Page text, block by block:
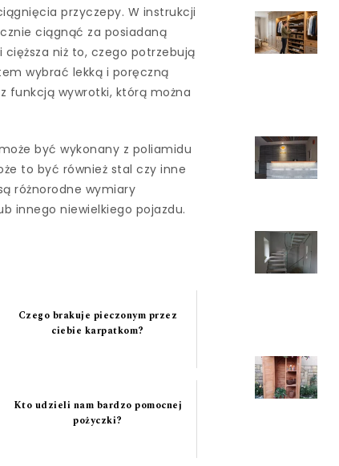
przyczepy. W instrukcji
ciągnąć za posiadaną
niż to, czego potrzebują
wybrać lekką i poręczną
funkcją wywrotki, którą można
być wykonany z poliamidu
to być również stal czy inne
różnorodne wymiary
innego niewielkiego pojazdu.
Czego brakuje pieczonym przez
ciebie karpatkom?
Kto udzieli nam bardzo pomocnej
pożyczki?